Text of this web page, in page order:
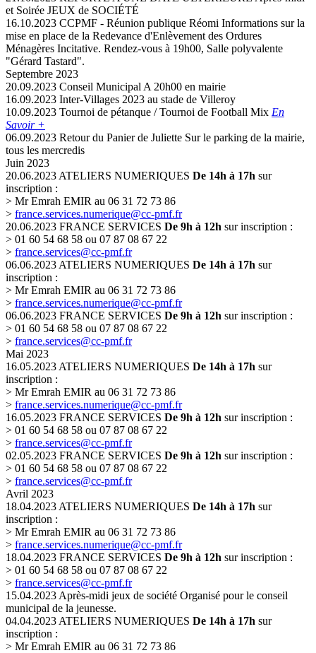
et Soirée JEUX de SOCIÉTÉ
16.10.2023 CCPMF - Réunion publique Réomi Informations sur la
mise en place de la Redevance d'Enlèvement des Ordures
Ménagères Incitative. Rendez-vous à 19h00, Salle polyvalente
"Gérard Tastard".
Septembre 2023
20.09.2023 Conseil MunicipalA 20h00 en mairie
16.09.2023 Inter-Villages 2023 au stade de Villeroy
10.09.2023 Tournoi de pétanque / Tournoi de Football Mix En
Savoir +
06.09.2023 Retour du Panier de Juliette Sur le parking de la mairie,
tous les mercredis
Juin 2023
20.06.2023ATELIERS NUMERIQUES De 14h à 17h sur
inscription :
> Mr Emrah EMIR au 06 31 72 73 86
> france.services.numerique@cc-pmf.fr
20.06.2023 FRANCE SERVICES De 9h à 12h sur inscription :
> 01 60 54 68 58 ou 07 87 08 67 22
> france.services@cc-pmf.fr
06.06.2023ATELIERS NUMERIQUES De 14h à 17h sur
inscription :
> Mr Emrah EMIR au 06 31 72 73 86
> france.services.numerique@cc-pmf.fr
06.06.2023 FRANCE SERVICES De 9h à 12h sur inscription :
> 01 60 54 68 58 ou 07 87 08 67 22
> france.services@cc-pmf.fr
Mai 2023
16.05.2023ATELIERS NUMERIQUES De 14h à 17h sur
inscription :
> Mr Emrah EMIR au 06 31 72 73 86
> france.services.numerique@cc-pmf.fr
16.05.2023 FRANCE SERVICES De 9h à 12h sur inscription :
> 01 60 54 68 58 ou 07 87 08 67 22
> france.services@cc-pmf.fr
02.05.2023 FRANCE SERVICES De 9h à 12h sur inscription :
> 01 60 54 68 58 ou 07 87 08 67 22
> france.services@cc-pmf.fr
Avril 2023
18.04.2023ATELIERS NUMERIQUES De 14h à 17h sur
inscription :
> Mr Emrah EMIR au 06 31 72 73 86
> france.services.numerique@cc-pmf.fr
18.04.2023 FRANCE SERVICES De 9h à 12h sur inscription :
> 01 60 54 68 58 ou 07 87 08 67 22
> france.services@cc-pmf.fr
15.04.2023Après-midi jeux de société Organisé pour le conseil
municipal de la jeunesse.
04.04.2023ATELIERS NUMERIQUES De 14h à 17h sur
inscription :
> Mr Emrah EMIR au 06 31 72 73 86